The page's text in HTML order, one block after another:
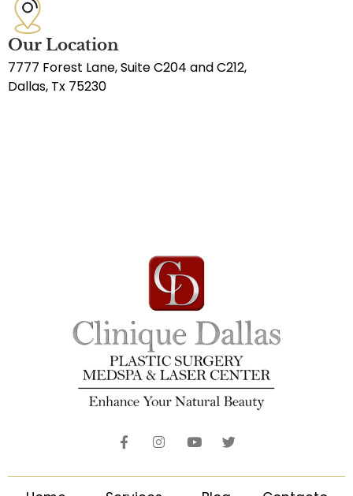
Our Location
7777 Forest Lane, Suite C204 and C212,
Dallas, Tx 75230